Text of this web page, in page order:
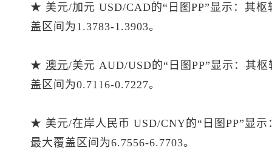
★ 美元/加元 USD/CAD的“日图PP”显示：其
盖区间为1.3783-1.3903。
★ 澳元/美元 AUD/USD的“日图PP”显示：其
盖区间为0.7116-0.7227。
★ 美元/在岸人民币 USD/CNY的“日图PP”显
最大覆盖区间为6.7556-6.7703。